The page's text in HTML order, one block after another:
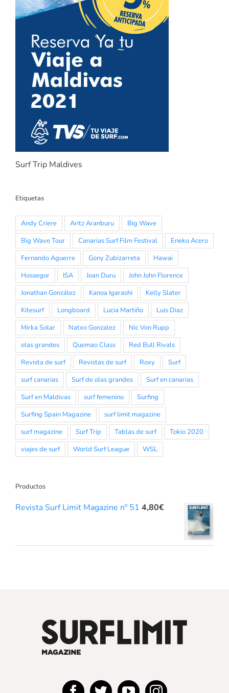
Surf Trip Maldives
Etiquetas
Andy Criere Aritz Aranburu
Big Wave
Big Wave Tour
Canarias Surf Film Festival
Eneko Acero
Fernando Aguerre
Gony Zubizarreta
Hawai
Hossegor
ISA Joan Duru
John John Florence
Jonathan González
Kanoa Igarashi
Kelly Slater
Kitesurf
Longboard Lucia Martiño
Luis Diaz
Mirka Solar
Natxo Gonzalez
Nic Von Rupp
olas grandes
Quemao Class
Red Bull Rivals
Revista de surf
Revistas de surf Roxy
Surf
surf canarias
Surf de olas grandes
Surf en canarias
Surf en Maldivas
surf femenino
Surfing
Surfing Spain Magazine
surf limit magazine
surf magazine
Surf Trip Tablas de surf
Tokio 2020
viajes de surf
World Surf League WSL
Productos
Revista Surf Limit Magazine nº 51 4,80€